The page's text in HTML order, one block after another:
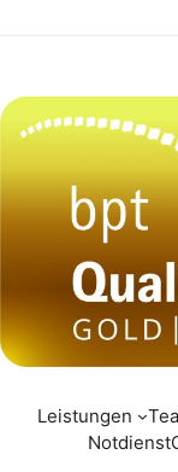
Leistungen
Notdienst